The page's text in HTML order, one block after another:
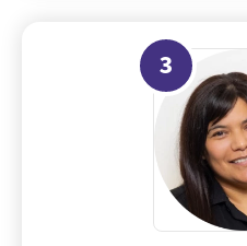
3